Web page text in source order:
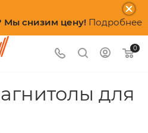
Мы снизим цену! Подробнее
0
для